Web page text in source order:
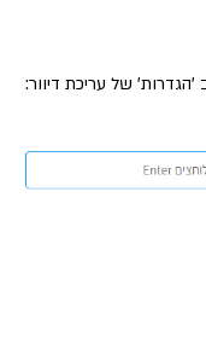
'הגדרות' של עריכת דיוור: